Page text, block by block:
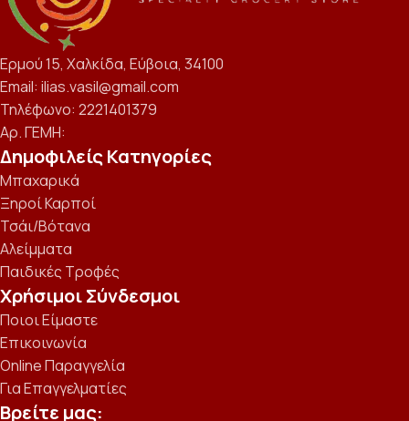
Ερμού 15, Χαλκίδα, Εύβοια, 34100
Email: ilias.vasil@gmail.com
Τηλέφωνο: 2221401379
Αρ. ΓΕΜΗ:
Δημοφιλείς Κατηγορίες
Μπαχαρικά
Ξηροί Καρποί
Τσάι/Βότανα
Αλείμματα
Παιδικές Τροφές
Χρήσιμοι Σύνδεσμοι
Ποιοι Είμαστε
Επικοινωνία
Online Παραγγελία
Για Επαγγελματίες
Βρείτε μας: